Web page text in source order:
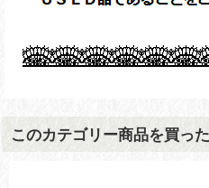
このカテゴリー商品を買っ